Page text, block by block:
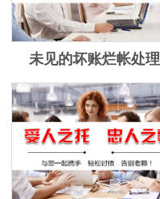
未见的坏账烂帐处理